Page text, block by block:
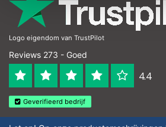
Logo eigendom van TrustPilot
Reviews 273 - Goed
4.4
Geverifieerd bedrijf